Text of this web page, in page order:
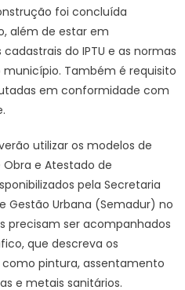
foi concluída
além de estar em
do IPTU e as normas
Também é requisito
em conformidade com
utilizar os modelos de
e Atestado de
pela Secretaria
Gestão Urbana (Semadur) no
precisam ser acompanhados
que descreva os
pintura, assentamento
e metais sanitários.